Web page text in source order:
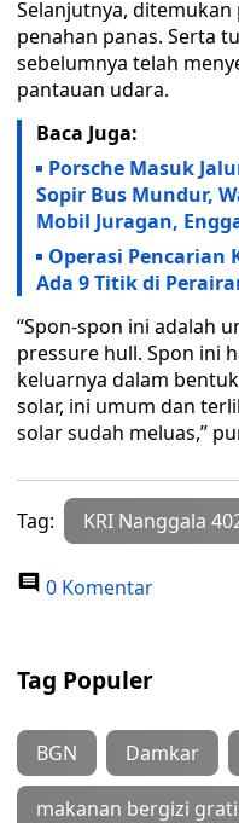
Selanjutnya,
penahan panas. Serta
sebelumnya telah
pantauan udara.
Baca Juga:
Porsche Masuk
Sopir Bus Mundur,
Mobil Juragan,
Operasi Pencarian
Ada 9 Titik di
“Spon-spon ini adalah
pressure hull. Spon ini
keluarnya dalam
solar, ini umum dan
solar sudah meluas,”
Tag: KRI Nanggala
0 Komentar
Tag Populer
BGN Damkar
makanan bergizi